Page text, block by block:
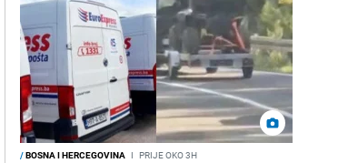
/BOSNA I HERCEGOVINA I PRIJE OKO 3H